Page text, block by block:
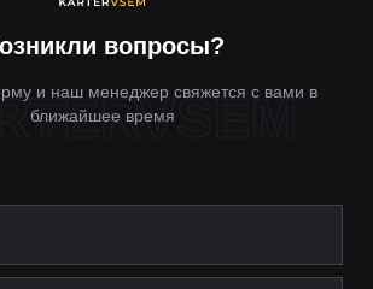
вопросы?
и наш менеджер свяжется с вами в
ближайшее время